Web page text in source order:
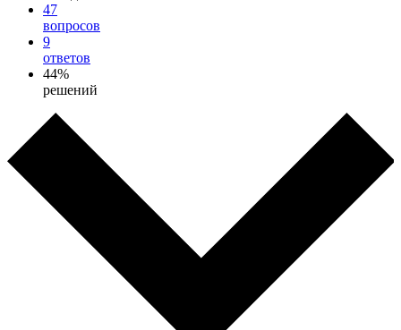
47
вопросов
9
ответов
44%
решений